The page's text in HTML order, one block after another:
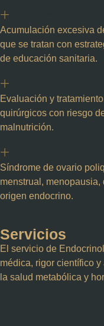
Acumulación excesiva
que se tratan con
de educación sanitaria.
Evaluación y
quirúrgicos con riesgo
malnutrición.
Síndrome de ovario
menstrual,
origen endocrino.
Servicios
El servicio de
médica, rigor científico
la salud metabólica y